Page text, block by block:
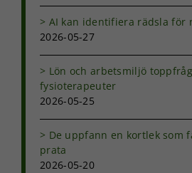
AI kan identifiera rädsla för
2026-05-27
Lön och arbetsmiljö
fysioterapeuter
2026-05-25
De uppfann en kortlek som
prata
2026-05-20